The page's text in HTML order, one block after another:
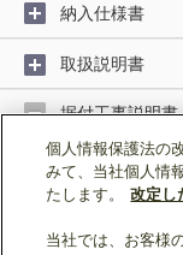
納入仕様書
取扱説明書
据付工事説明書
据付工事説
個人情報保護法の
みて、当社個人情
たします。
改定し
当社では、お客様